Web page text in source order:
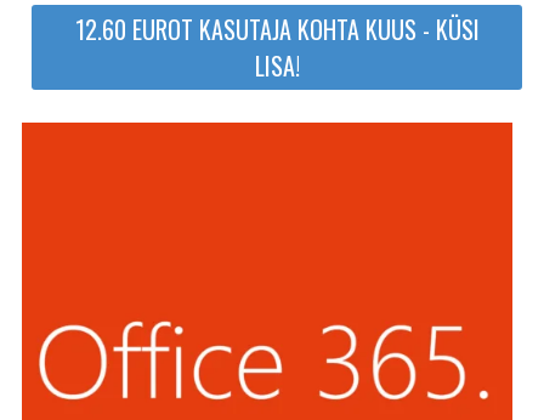
12.60 EUROT KASUTAJA KOHTA KUUS - KÜSI
LISA!